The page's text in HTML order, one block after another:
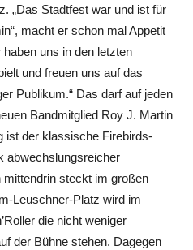
„Das Stadtfest war und ist für
macht er schon mal Appetit
uns in den letzten
und freuen uns auf das
Publikum.“ Das darf auf jeden
Bandmitglied Roy J. Martin
ist der klassische Firebirds-
abwechslungsreicher
steckt im großen
Leuschner-Platz wird im
die nicht weniger
der Bühne stehen. Dagegen